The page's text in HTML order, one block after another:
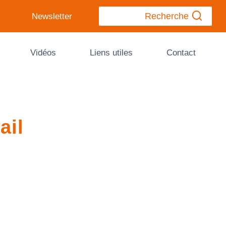
Newsletter Recherche
Vidéos Liens utiles Contact